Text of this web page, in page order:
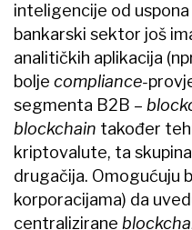
inteligencije od uspona
bankarski sektor još
analitičkih aplikacija
bolje compliance-
segmenta B2B –
blockchain također
kriptovalute, ta skupina
drugačija. Omogućuju
korporacijama) da
centralizirane